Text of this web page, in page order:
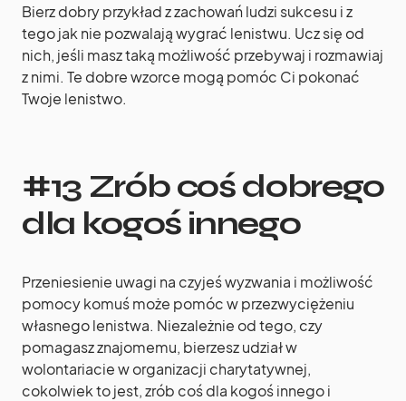
Bierz dobry przykład z zachowań ludzi sukcesu i z
tego jak nie pozwalają wygrać lenistwu. Ucz się od
nich, jeśli masz taką możliwość przebywaj i rozmawiaj
z nimi. Te dobre wzorce mogą pomóc Ci pokonać
Twoje lenistwo.
#13 Zrób coś dobrego
dla kogoś innego
Przeniesienie uwagi na czyjeś wyzwania i możliwość
pomocy komuś może pomóc w przezwyciężeniu
własnego lenistwa. Niezależnie od tego, czy
pomagasz znajomemu, bierzesz udział w
wolontariacie w organizacji charytatywnej,
cokolwiek to jest, zrób coś dla kogoś innego i